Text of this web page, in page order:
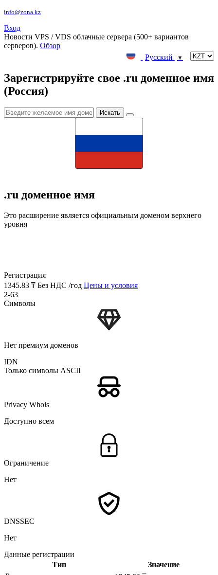
info@zona.kz
Вход
Новости VPS / VDS облачные сервера (500+ вариантов
серверов). Обзор
Русский
▼
Зарегистрируйте свое .ru доменное имя
(Россия)
.ru доменное имя
Это расширение является официальным доменом верхнего
уровня
Регистрация
1345.83 ₸ Без НДС /год Цены и условия
2-63
Символы
Нет премиум доменов
IDN
Только символы ASCII
Privacy Whois
Доступно всем
Ограничение
Нет
DNSSEC
Нет
Данные регистрации
Тип
Значение